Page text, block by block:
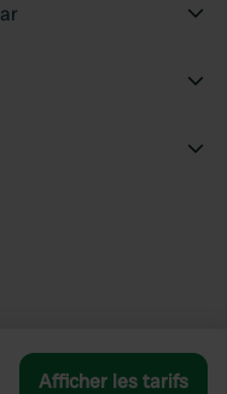
Afficher les tarifs